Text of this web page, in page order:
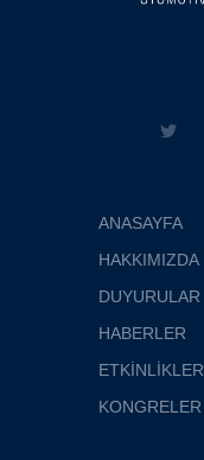
ANASAYFA
HAKKIMIZDA
DUYURULAR
HABERLER
ETKİNLİKLER
KONGRELER